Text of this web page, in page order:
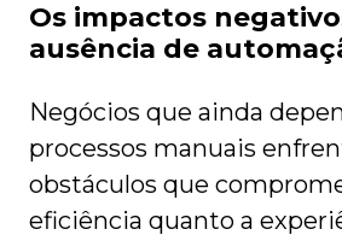
Os impactos
ausência de
Negócios que ainda
processos manuais
obstáculos que
eficiência quanto a